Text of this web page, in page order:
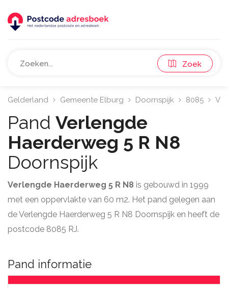
Zoek
Gelderland Gemeente Elburg Doornspijk 8085
Pand Verlengde
Haerderweg 5 R N8
Doornspijk
Verlengde Haerderweg 5 R N8 is gebouwd in 1999
met een oppervlakte van 60 m2. Het pand gelegen aan
de Verlengde Haerderweg 5 R N8 Doornspijk en heeft de
postcode 8085 RJ.
Pand informatie